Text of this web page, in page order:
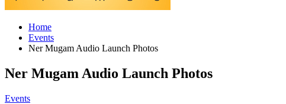
Home
Events
Ner Mugam Audio Launch Photos
Ner Mugam Audio Launch Photos
Events